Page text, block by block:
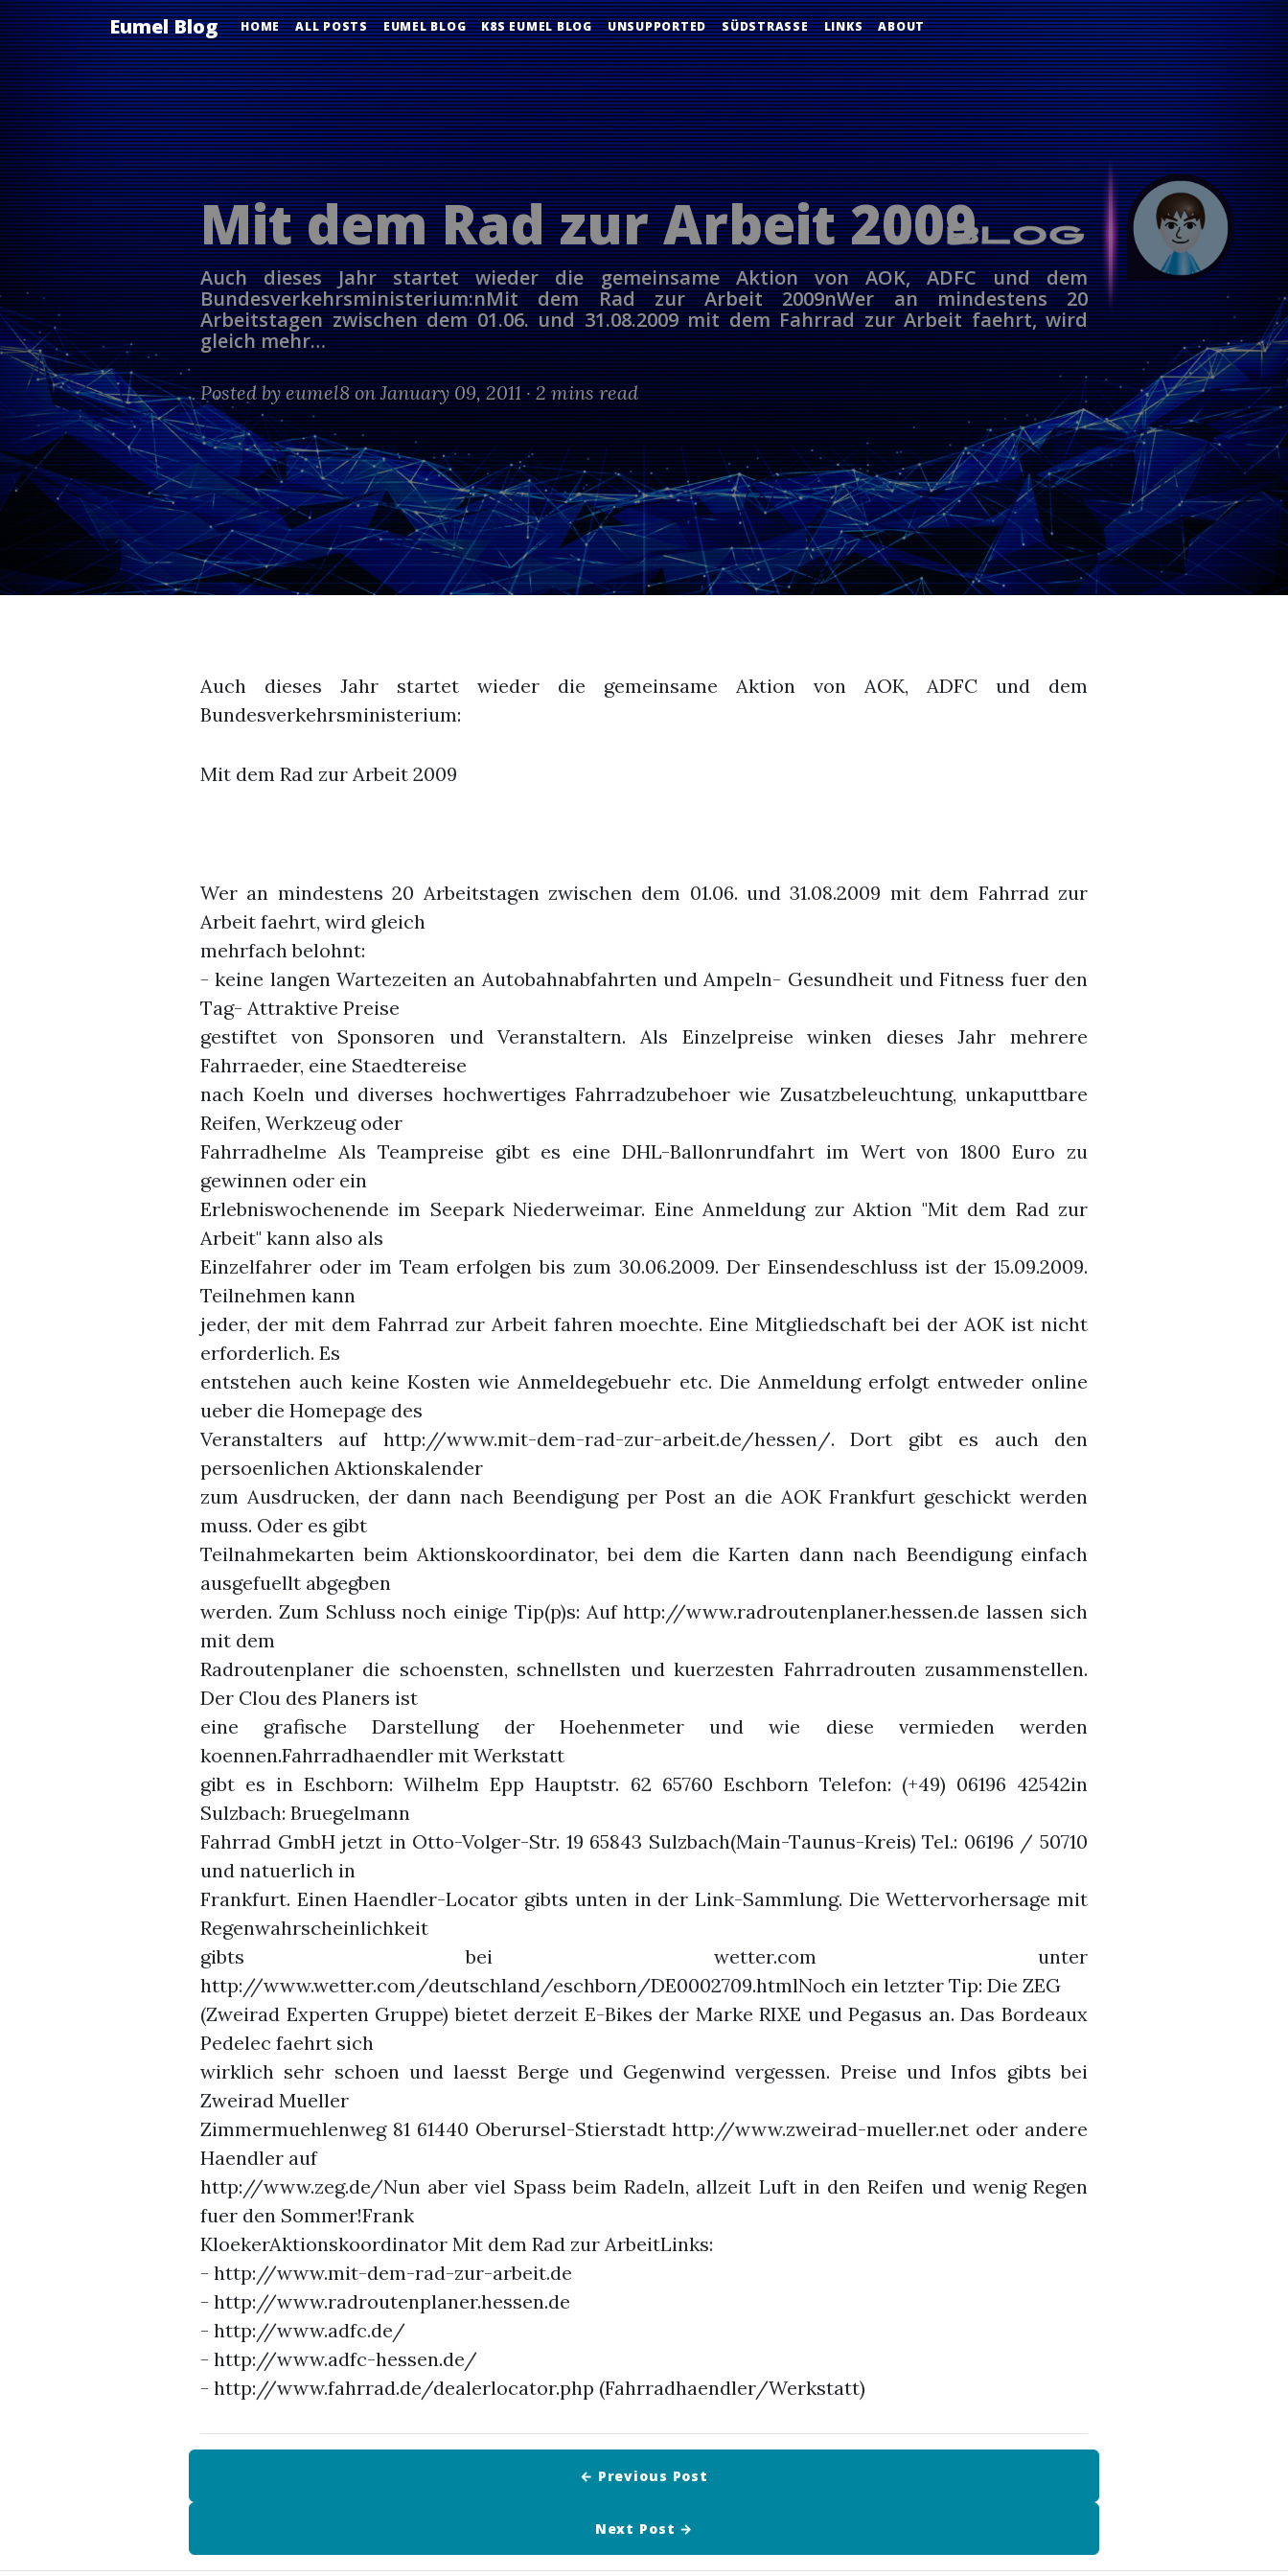
Eumel Blog HOME ALL POSTS EUMEL BLOG K8S EUMEL BLOG UNSUPPORTED SÜDSTRASSE LINKS ABOUT
Mit dem Rad zur Arbeit 2009
Auch dieses Jahr startet wieder die gemeinsame Aktion von AOK, ADFC und dem
Bundesverkehrsministerium:nMit dem Rad zur Arbeit 2009nWer an mindestens 20
Arbeitstagen zwischen dem 01.06. und 31.08.2009 mit dem Fahrrad zur Arbeit faehrt, wird
gleich mehr…
Posted byeumel8on January 09, 2011 ·2 mins read
Auch dieses Jahr startet wieder die gemeinsame Aktion von AOK, ADFC und dem
Bundesverkehrsministerium:
Mit dem Rad zur Arbeit 2009
Wer an mindestens 20 Arbeitstagen zwischen dem 01.06. und 31.08.2009 mit dem Fahrrad zur
Arbeit faehrt, wird gleich
mehrfach belohnt:
- keine langen Wartezeiten an Autobahnabfahrten und Ampeln- Gesundheit und Fitness fuer den
Tag- Attraktive Preise
gestiftet von Sponsoren und Veranstaltern. Als Einzelpreise winken dieses Jahr mehrere
Fahrraeder, eine Staedtereise
nach Koeln und diverses hochwertiges Fahrradzubehoer wie Zusatzbeleuchtung, unkaputtbare
Reifen, Werkzeug oder
Fahrradhelme Als Teampreise gibt es eine DHL-Ballonrundfahrt im Wert von 1800 Euro zu
gewinnen oder ein
Erlebniswochenende im Seepark Niederweimar. Eine Anmeldung zur Aktion "Mit dem Rad zur
Arbeit" kann also als
Einzelfahrer oder im Team erfolgen bis zum 30.06.2009. Der Einsendeschluss ist der 15.09.2009.
Teilnehmen kann
jeder, der mit dem Fahrrad zur Arbeit fahren moechte. Eine Mitgliedschaft bei der AOK ist nicht
erforderlich. Es
entstehen auch keine Kosten wie Anmeldegebuehr etc. Die Anmeldung erfolgt entweder online
ueber die Homepage des
Veranstalters auf http://www.mit-dem-rad-zur-arbeit.de/hessen/. Dort gibt es auch den
persoenlichen Aktionskalender
zum Ausdrucken, der dann nach Beendigung per Post an die AOK Frankfurt geschickt werden
muss. Oder es gibt
Teilnahmekarten beim Aktionskoordinator, bei dem die Karten dann nach Beendigung einfach
ausgefuellt abgegben
werden. Zum Schluss noch einige Tip(p)s: Auf http://www.radroutenplaner.hessen.de lassen sich
mit dem
Radroutenplaner die schoensten, schnellsten und kuerzesten Fahrradrouten zusammenstellen.
Der Clou des Planers ist
eine grafische Darstellung der Hoehenmeter und wie diese vermieden werden
koennen.Fahrradhaendler mit Werkstatt
gibt es in Eschborn: Wilhelm Epp Hauptstr. 62 65760 Eschborn Telefon: (+49) 06196 42542in
Sulzbach: Bruegelmann
Fahrrad GmbH jetzt in Otto-Volger-Str. 19 65843 Sulzbach(Main-Taunus-Kreis) Tel.: 06196 / 50710
und natuerlich in
Frankfurt. Einen Haendler-Locator gibts unten in der Link-Sammlung. Die Wettervorhersage mit
Regenwahrscheinlichkeit
gibts bei wetter.com unter
http://www.wetter.com/deutschland/eschborn/DE0002709.htmlNoch ein letzter Tip: Die ZEG
(Zweirad Experten Gruppe) bietet derzeit E-Bikes der Marke RIXE und Pegasus an. Das Bordeaux
Pedelec faehrt sich
wirklich sehr schoen und laesst Berge und Gegenwind vergessen. Preise und Infos gibts bei
Zweirad Mueller
Zimmermuehlenweg 81 61440 Oberursel-Stierstadt http://www.zweirad-mueller.net oder andere
Haendler auf
http://www.zeg.de/Nun aber viel Spass beim Radeln, allzeit Luft in den Reifen und wenig Regen
fuer den Sommer!Frank
KloekerAktionskoordinator Mit dem Rad zur ArbeitLinks:
- http://www.mit-dem-rad-zur-arbeit.de
- http://www.radroutenplaner.hessen.de
- http://www.adfc.de/
- http://www.adfc-hessen.de/
- http://www.fahrrad.de/dealerlocator.php (Fahrradhaendler/Werkstatt)
← Previous Post
Next Post →